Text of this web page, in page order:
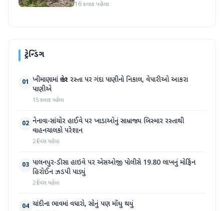
16 કલાક પહેલા
ટ્રેન્ડિંગ
01 ખીમાણામાં જાહેર રસ્તા પર ગંદા પાણીનો નિકાલ, વેપારીઓ આકરા
પાણીએ
15 કલાક પહેલા
02 નેનાવા-સાંચોર હાઈવે પર ખાડાઓનું સામ્રાજ્ય બિસ્માર રસ્તાથી
વાહનચાલકો પરેશાન
2 દિવસ પહેલા
03 પાલનપુર-ડીસા હાઇવે પર એસઓજી પોલીસે 19.80 લાખનું મોર્ફિન
હિરોઈન ઝડપી પાડ્યું
2 દિવસ પહેલા
04 ચાંદીના ભાવમાં વધારો, સોનું પણ મોંઘુ થયું